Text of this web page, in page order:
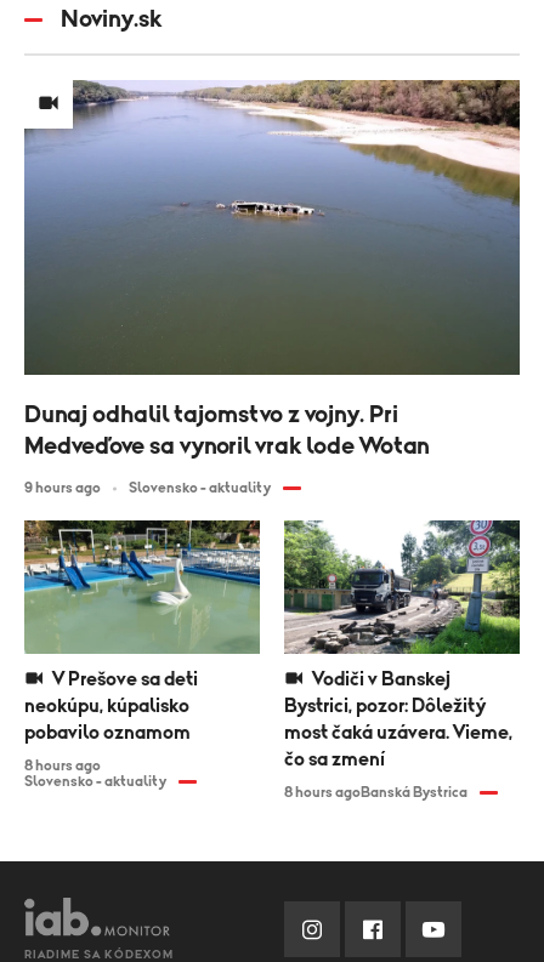
Noviny.sk
neokúpu, kúpalisko
pobavilo oznamom
8 hours ago
Slovensko - aktuality
Bystrici, pozor: Dôležitý
most čaká uzávera. Vieme,
čo sa zmení
8 hours agoBanská Bystrica
Dunaj odhalil tajomstvo z vojny. Pri
Medveďove sa vynoril vrak lode Wotan
9 hours ago Slovensko - aktuality
RIADIME SA KÓDEXOM